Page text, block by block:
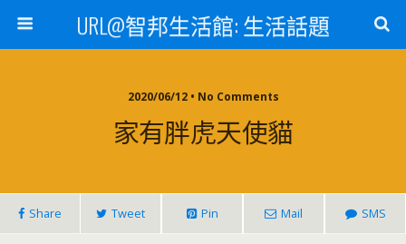
URL@智邦生活館: 生活話題
2020/06/12 • No Comments
家有胖虎天使貓
Share Tweet Pin Mail SMS